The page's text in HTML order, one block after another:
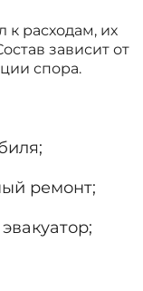
к расходам, их
зависит от
спора.
ремонт;